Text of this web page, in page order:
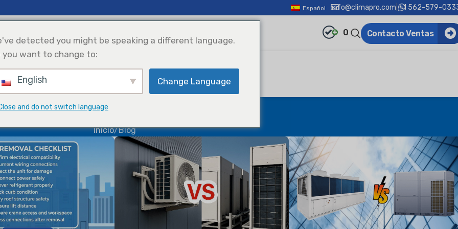
Español info@climapro.com +1 562-579-
0 Contacto Ventas
Selección De
Blog
Inicio Blog
detected you might be speaking a different language.
you want to change to:
English Change Language
and do not switch language